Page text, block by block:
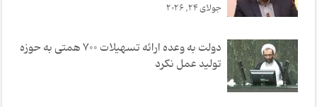
جولای 24, 2026
دولت به وعده ارائه تسهیلات ۷۰۰ همتی به حوزه
تولید عمل نکرد